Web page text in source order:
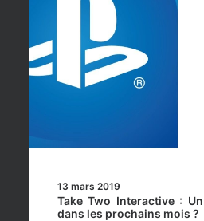
13 mars 2019
Take Two Interactive :
dans les prochains mois ?